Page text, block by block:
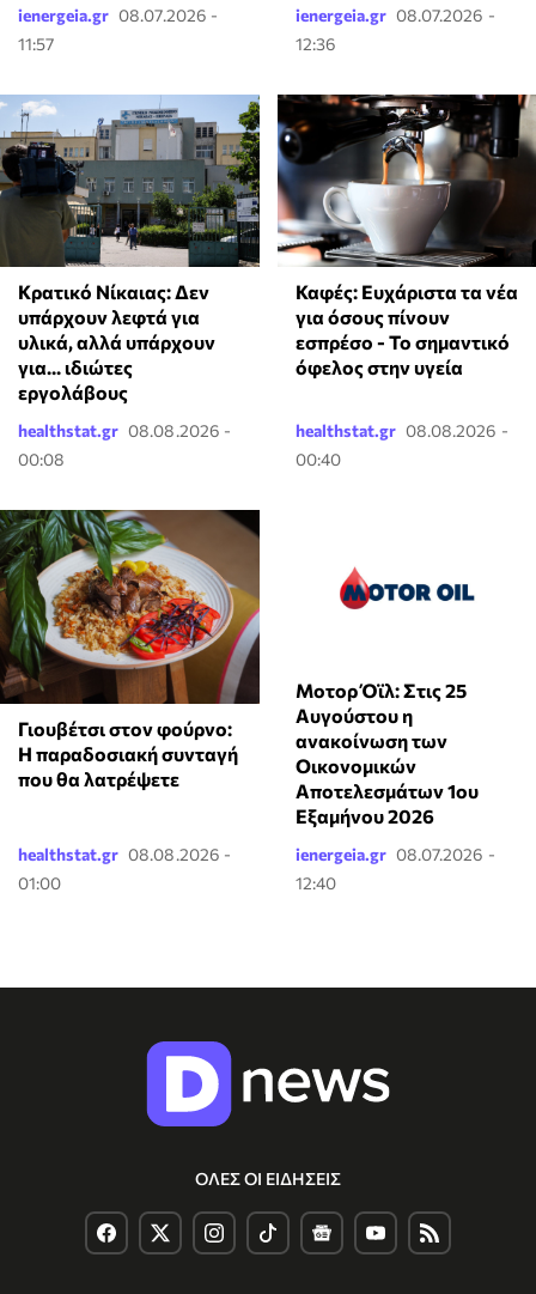
ienergeia.gr 08.07.2026 -
11:57
ienergeia.gr 08.07.2026 -
12:36
Κρατικό Νίκαιας: Δεν
υπάρχουν λεφτά για
υλικά, αλλά υπάρχουν
για... ιδιώτες
εργολάβους
healthstat.gr 08.08.2026 -
00:08
Καφές: Ευχάριστα τα νέα
για όσους πίνουν
εσπρέσο - Το σημαντικό
όφελος στην υγεία
healthstat.gr 08.08.2026 -
00:40
Γιουβέτσι στον φούρνο:
Η παραδοσιακή συνταγή
που θα λατρέψετε
healthstat.gr 08.08.2026 -
01:00
Μοτορ Όϊλ: Στις 25
Αυγούστου η
ανακοίνωση των
Οικονομικών
Αποτελεσμάτων 1ου
Εξαμήνου 2026
ienergeia.gr 08.07.2026 -
12:40
ΟΛΕΣ ΟΙ ΕΙΔΗΣΕΙΣ